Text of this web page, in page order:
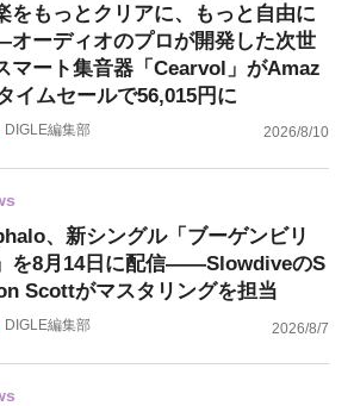
をもっとクリアに、もっと自由に
ーディオのプロが開発した次世
マート集音器「Cearvol」がAmaz
イムセールで56,015円に
DIGLE編集部 2026/8/10
、新シングル「ブーゲンビリ
を8月14日に配信——SlowdiveのS
Scottがマスタリングを担当
DIGLE編集部 2026/8/7